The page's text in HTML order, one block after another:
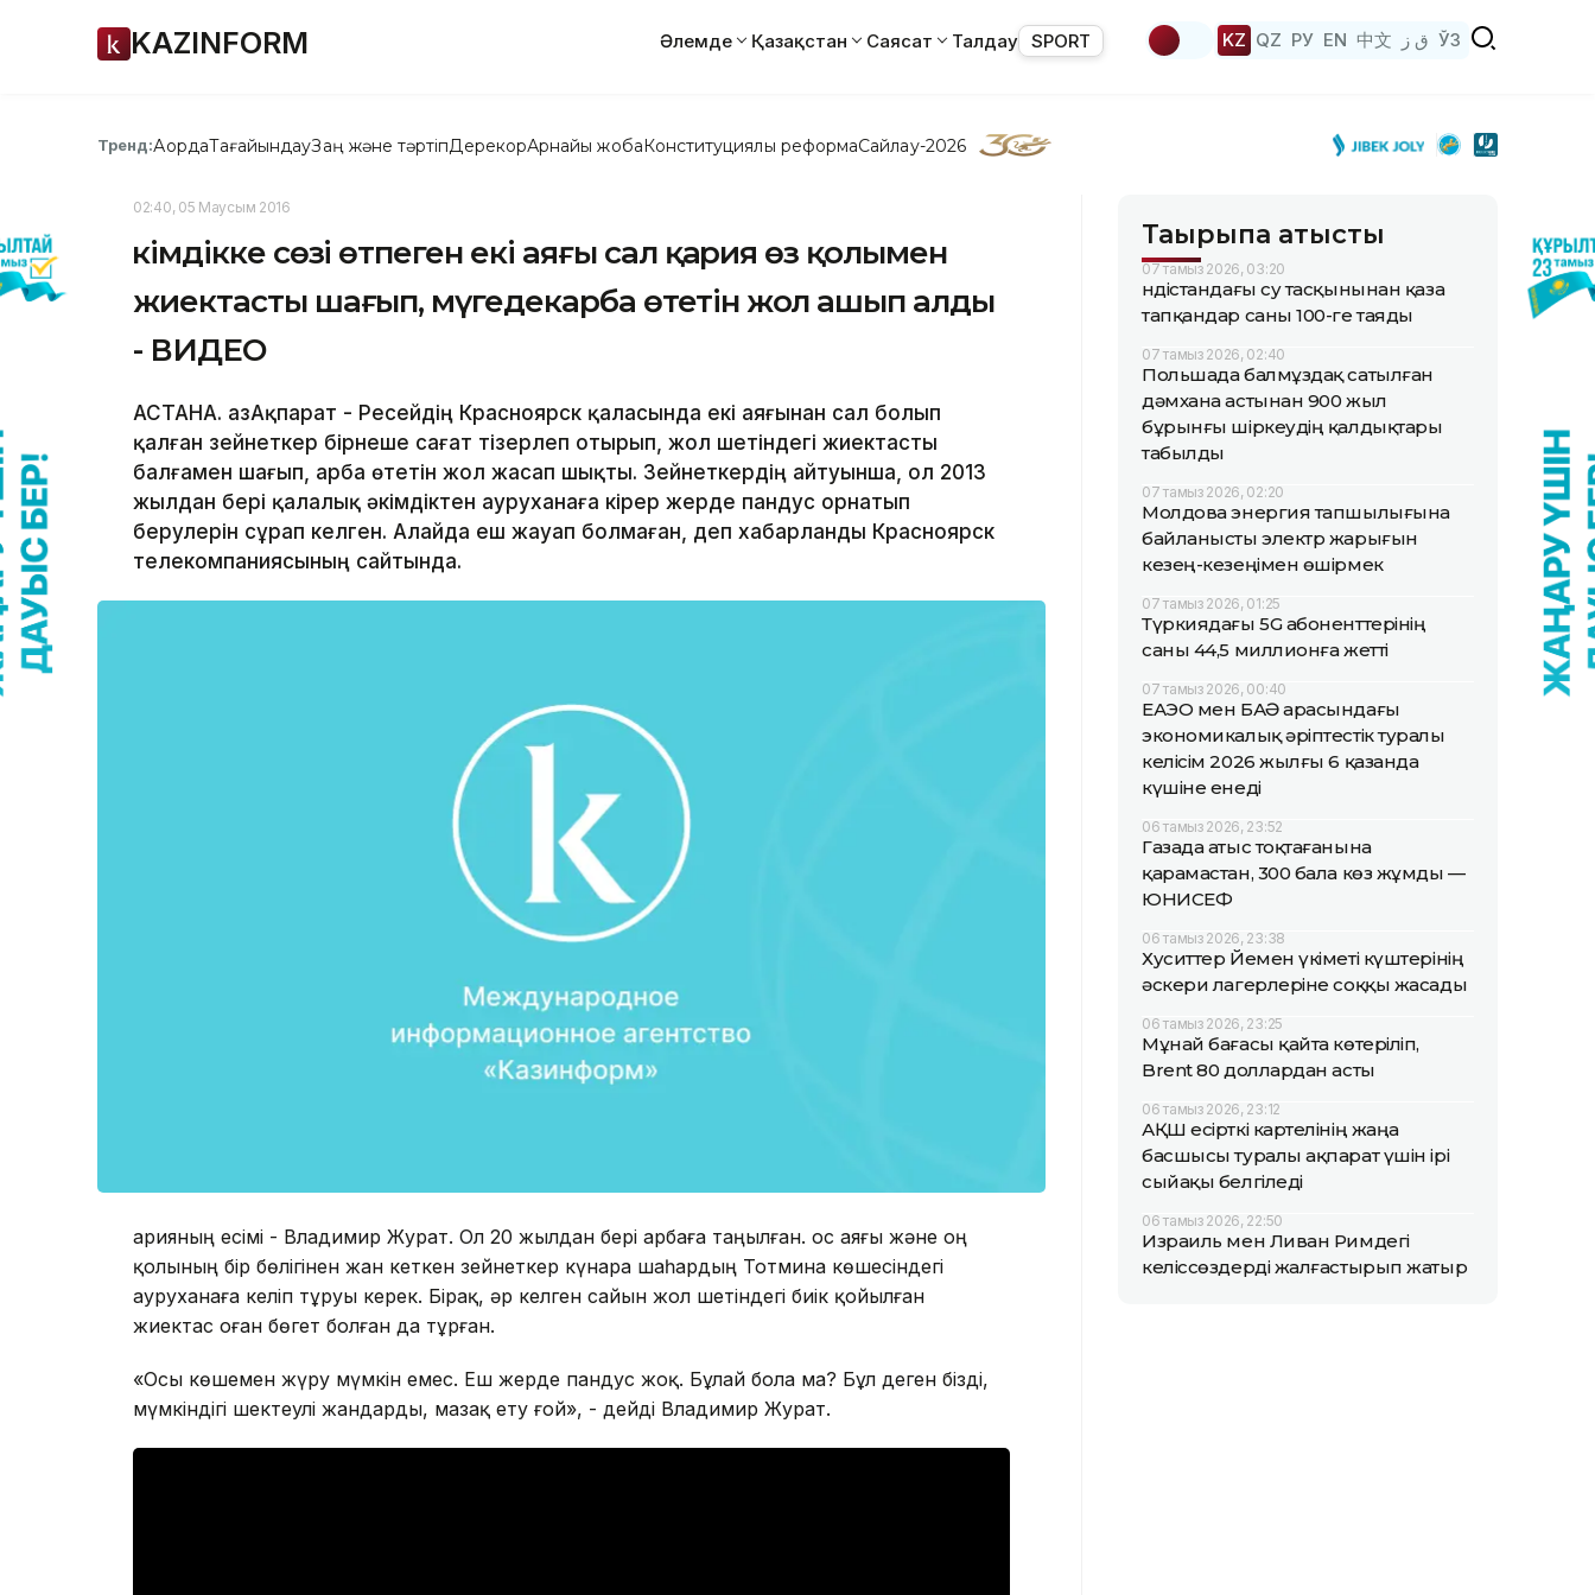
KAZINFORM Әлемде Қазақстан Саясат Талдау SPORT KZ QZ РУ EN 中文 ق ز ЎЗ
Тренд:АқордаТағайындауЗаң және тәртіпДерекқорАрнайы жобаКонституциялық реформаСайлау-2026
02:40, 05 Маусым 2016
Әкімдікке сөзі өтпеген екі аяғы сал қария өз қолымен
жиектасты шағып, мүгедекарба өтетін жол ашып алды
- ВИДЕО
АСТАНА. ҚазАқпарат - Ресейдің Красноярск қаласында екі аяғынан сал болып
қалған зейнеткер бірнеше сағат тізерлеп отырып, жол шетіндегі жиектасты
балғамен шағып, арба өтетін жол жасап шықты. Зейнеткердің айтуынша, ол 2013
жылдан бері қалалық әкімдіктен ауруханаға кірер жерде пандус орнатып
берулерін сұрап келген. Алайда еш жауап болмаған, деп хабарланды Красноярск
телекомпаниясының сайтында.
Қарияның есімі - Владимир Журат. Ол 20 жылдан бері арбаға таңылған. Қос аяғы және оң
қолының бір бөлігінен жан кеткен зейнеткер күнара шаһардың Тотмина көшесіндегі
ауруханаға келіп тұруы керек. Бірақ, әр келген сайын жол шетіндегі биік қойылған
жиектас оған бөгет болған да тұрған.
«Осы көшемен жүру мүмкін емес. Еш жерде пандус жоқ. Бұлай бола ма? Бұл деген бізді,
мүмкіндігі шектеулі жандарды, мазақ ету ғой», - дейді Владимир Журат.
Тақырыпқа қатысты
07 тамыз 2026, 03:20
Үндістандағы су тасқынынан қаза
тапқандар саны 100-ге таяды
07 тамыз 2026, 02:40
Польшада балмұздақ сатылған
дәмхана астынан 900 жыл
бұрынғы шіркеудің қалдықтары
табылды
07 тамыз 2026, 02:20
Молдова энергия тапшылығына
байланысты электр жарығын
кезең-кезеңімен өшірмек
07 тамыз 2026, 01:25
Түркиядағы 5G абоненттерінің
саны 44,5 миллионға жетті
07 тамыз 2026, 00:40
ЕАЭО мен БАӘ арасындағы
экономикалық әріптестік туралы
келісім 2026 жылғы 6 қазанда
күшіне енеді
06 тамыз 2026, 23:52
Газада атыс тоқтағанына
қарамастан, 300 бала көз жұмды —
ЮНИСЕФ
06 тамыз 2026, 23:38
Хуситтер Йемен үкіметі күштерінің
әскери лагерлеріне соққы жасады
06 тамыз 2026, 23:25
Мұнай бағасы қайта көтеріліп,
Brent 80 доллардан асты
06 тамыз 2026, 23:12
АҚШ есірткі картелінің жаңа
басшысы туралы ақпарат үшін ірі
сыйақы белгіледі
06 тамыз 2026, 22:50
Израиль мен Ливан Римдегі
келіссөздерді жалғастырып жатыр